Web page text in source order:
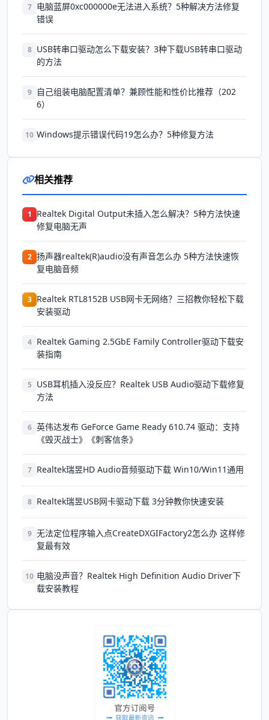
7 电脑蓝屏0xc000000e无法进入系统？5种解决方法修复
错误
8 USB转串口驱动怎么下载安装？3种下载USB转串口驱动
的方法
9
自己组装电脑配置清单？兼顾性能和性价比推荐（202
6）
10 Windows提示错误代码19怎么办？5种修复方法
相关推荐
1
Realtek Digital Output未插入怎么解决？5种方法快速
修复电脑无声
2 扬声器realtek(R)audio没有声音怎么办 5种方法快速恢
复电脑音频
3 Realtek RTL8152B USB网卡无网络？三招教你轻松下载
安装驱动
4 Realtek Gaming 2.5GbE Family Controller驱动下载安
装指南
5 USB耳机插入没反应？Realtek USB Audio驱动下载修复
方法
6 英伟达发布 GeForce Game Ready 610.74 驱动：支持
《毁灭战士》《刺客信条》
7 Realtek瑞昱HD Audio音频驱动下载 Win10/Win11通用
8 Realtek瑞昱USB网卡驱动下载 3分钟教你快速安装
9 无法定位程序输入点CreateDXGIFactory2怎么办 这样修
复最有效
10 电脑没声音？Realtek High Definition Audio Driver下
载安装教程